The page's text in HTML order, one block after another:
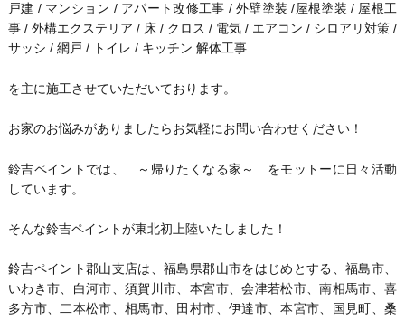
戸建 / マンション / アパート改修工事 / 外壁塗装 /屋根塗装 / 屋根工
事 / 外構エクステリア / 床 / クロス / 電気 / エアコン / シロアリ対策 /
サッシ / 網戸 / トイレ / キッチン 解体工事
を主に施工させていただいております。
お家のお悩みがありましたらお気軽にお問い合わせください！
鈴吉ペイントでは、 ～帰りたくなる家～ をモットーに日々活動
しています。
そんな鈴吉ペイントが東北初上陸いたしました！
鈴吉ペイント郡山支店は、福島県郡山市をはじめとする、福島市、
いわき市、白河市、須賀川市、本宮市、会津若松市、南相馬市、喜
多方市、二本松市、相馬市、田村市、伊達市、本宮市、国見町、桑